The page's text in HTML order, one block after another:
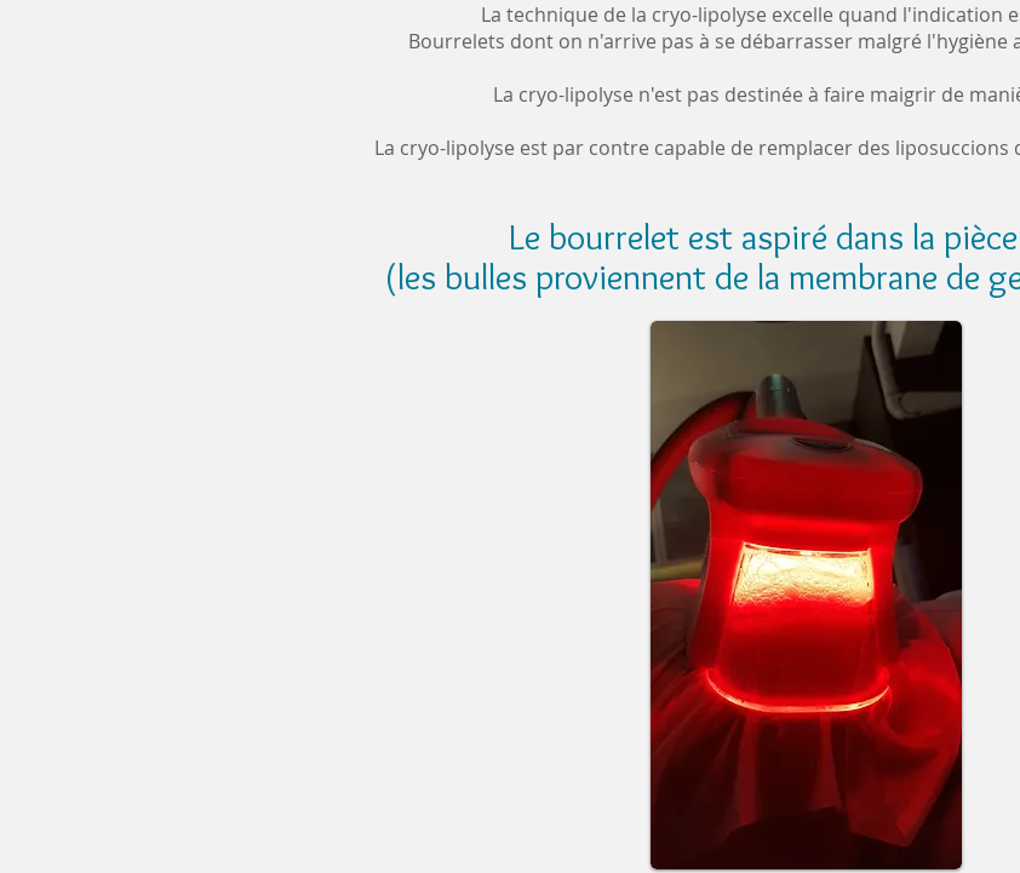
La technique de la cryo-lipolyse excelle quand l'indication
Bourrelets dont on n'arrive pas à se débarrasser malgré l'hygiène
La cryo-lipolyse n'est pas destinée à faire maigrir de
La cryo-lipolyse est par contre capable de remplacer des liposuccions
Le bourrelet est aspiré dans la
(les bulles proviennent de la membrane de